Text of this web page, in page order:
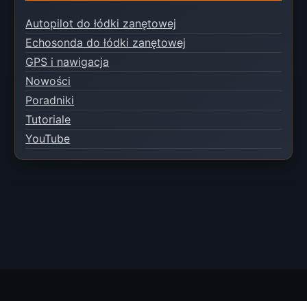
Autopilot do łódki zanętowej
Echosonda do łódki zanętowej
GPS i nawigacja
Nowości
Poradniki
Tutoriale
YouTube